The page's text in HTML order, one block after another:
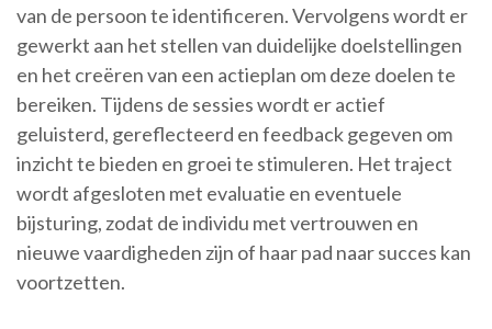
van de persoon te identificeren. Vervolgens wordt er
gewerkt aan het stellen van duidelijke doelstellingen
en het creëren van een actieplan om deze doelen te
bereiken. Tijdens de sessies wordt er actief
geluisterd, gereflecteerd en feedback gegeven om
inzicht te bieden en groei te stimuleren. Het traject
wordt afgesloten met evaluatie en eventuele
bijsturing, zodat de individu met vertrouwen en
nieuwe vaardigheden zijn of haar pad naar succes kan
voortzetten.